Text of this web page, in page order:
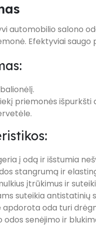
automobilio salono
Efektyviai saugo
priemonės išpurkšti
į odą ir išstumia
stangrumą ir
įtrūkimus ir
suteikia antistatinių
oda turi
odos senėjimo ir